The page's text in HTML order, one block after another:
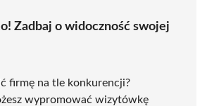
Zadbaj o widoczność swojej
firmę na tle konkurencji?
wypromować wizytówkę